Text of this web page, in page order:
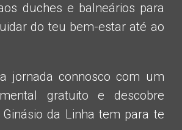
duches e balneários para
do teu bem-estar até ao
jornada connosco com um
gratuito e descobre
da Linha tem para te